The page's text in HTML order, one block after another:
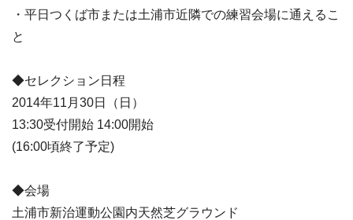
・平日つくば市または土浦市近隣での練習会場に通えるこ
と
◆セレクション日程
2014年11月30日（日）
13:30受付開始 14:00開始
(16:00頃終了予定)
◆会場
土浦市新治運動公園内天然芝グラウンド